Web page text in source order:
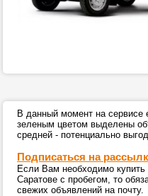
В данный момент на сервисе
зеленым цветом выделены
средней - потенциально
Подписаться на
Если Вам необходимо
Саратове с пробегом, то
свежих объявлений на почту.